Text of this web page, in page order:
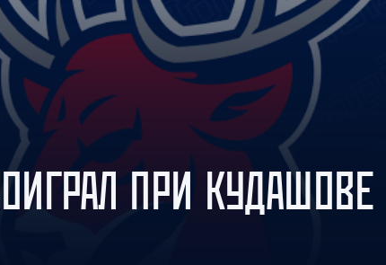
Амур
Барыс
Салават Юлаев
Сибирь
ПРИ КУДАШОВЕ